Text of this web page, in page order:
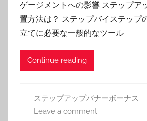
ゲージメントへの影響 ステップア
置方法は？ ステップバイステップ
立てに必要な一般的なツール
Continue reading
ステップアップバナーボーナス
Leave a comment